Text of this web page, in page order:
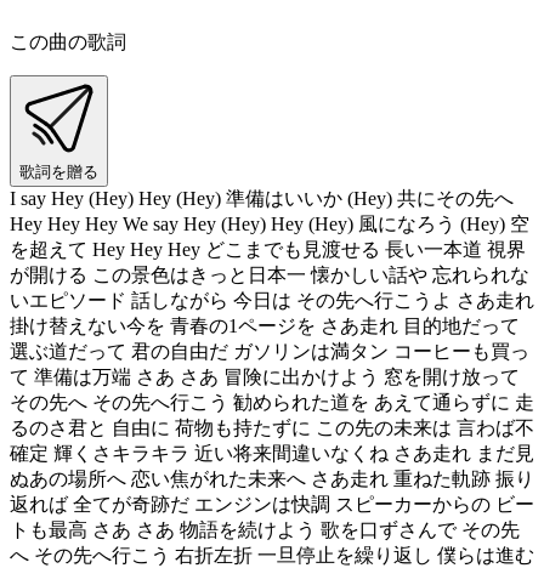
この曲の歌詞
歌詞を贈る
I say Hey (Hey) Hey (Hey) 準備はいいか (Hey) 共にその先へ
Hey Hey Hey We say Hey (Hey) Hey (Hey) 風になろう (Hey) 空
を超えて Hey Hey Hey どこまでも見渡せる 長い一本道 視界
が開ける この景色はきっと日本一 懐かしい話や 忘れられな
いエピソード 話しながら 今日は その先へ行こうよ さあ走れ
掛け替えない今を 青春の1ページを さあ走れ 目的地だって
選ぶ道だって 君の自由だ ガソリンは満タン コーヒーも買っ
て 準備は万端 さあ さあ 冒険に出かけよう 窓を開け放って
その先へ その先へ行こう 勧められた道を あえて通らずに 走
るのさ君と 自由に 荷物も持たずに この先の未来は 言わば不
確定 輝くさキラキラ 近い将来間違いなくね さあ走れ まだ見
ぬあの場所へ 恋い焦がれた未来へ さあ走れ 重ねた軌跡 振り
返れば 全てが奇跡だ エンジンは快調 スピーカーからの ビー
トも最高 さあ さあ 物語を続けよう 歌を口ずさんで その先
へ その先へ行こう 右折左折 一旦停止を繰り返し 僕らは進む